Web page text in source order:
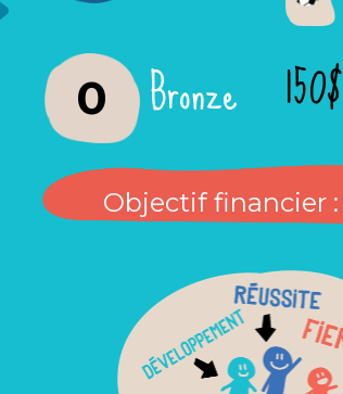
0 Bronze 150$
Objectif financier :